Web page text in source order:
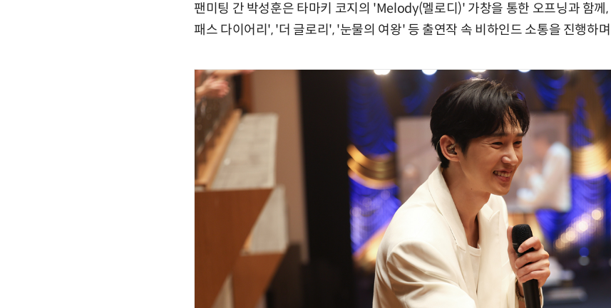
팬미팅 간 박성훈은 타마키 코지의 'Melody(멜로디)' 가창을 통한 오프닝과 함
패스 다이어리', '더 글로리', '눈물의 여왕' 등 출연작 속 비하인드 소통을 진행하